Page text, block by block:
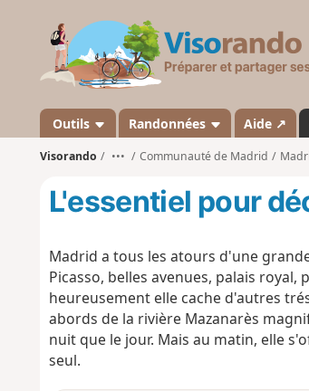
Outils Randonnées Aide ↗
Visorando ••• Communauté de Madrid
L'essentiel pour
Madrid a tous les atours d'une
Picasso, belles avenues, palais
heureusement elle cache d'autres
abords de la rivière Mazanarès
nuit que le jour. Mais au matin, elle
seul.